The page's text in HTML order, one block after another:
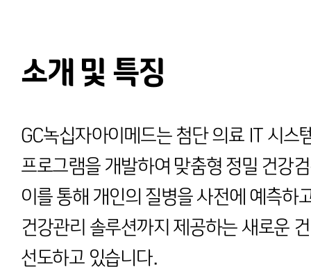
소개 및 특징
GC녹십자아이메드는 첨단 의료 IT 시스
프로그램을 개발하여 맞춤형 정밀 건강
이를 통해 개인의 질병을 사전에 예측하
건강관리 솔루션까지 제공하는 새로운
선도하고 있습니다.